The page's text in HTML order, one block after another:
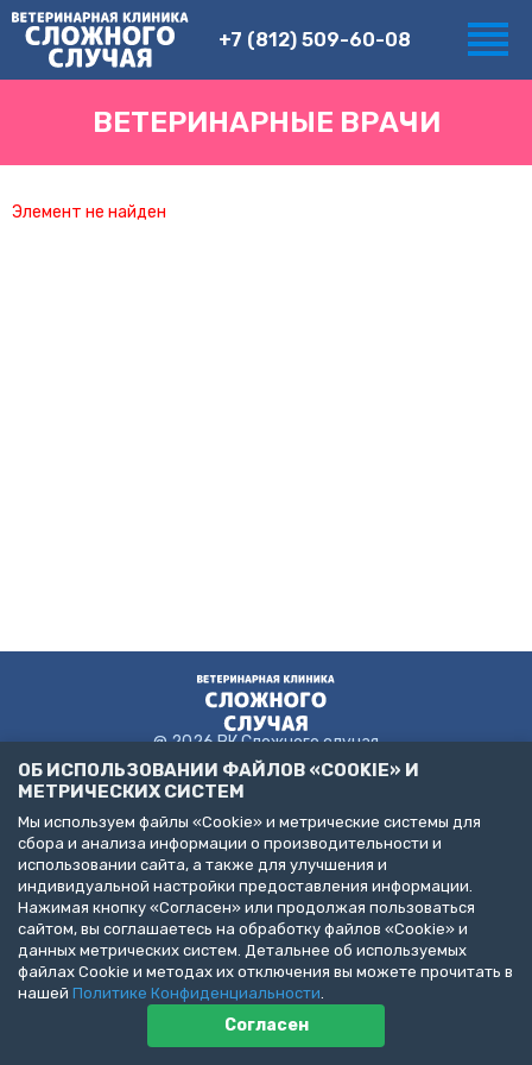
+7 (812) 509-60-08
ВЕТЕРИНАРНЫЕ ВРАЧИ
Элемент не найден
@ 2026 ВК Сложного случая
ДЕЛАЙТЕ БИЗНЕС С НАМИ!
Представлена информация об услугах следующих клиник:
Санкт-Петербург, пр. Народного Ополчения, д. 19, к. 1. (ООО
"НЕОТЛОЖНАЯ ВЕТЕРИНАРИЯ")
Санкт-Петербург, ул. Бухарестская, д. 122, к. 2 (ООО "КВМК")
Пушкин, Павловское шоссе, д. 101. (ООО "ВЦЦ")
Пользовательское соглашение
Политика конфиденциальности
Публичная оферта
ОБ ИСПОЛЬЗОВАНИИ ФАЙЛОВ «COOKIE» И
МЕТРИЧЕСКИХ СИСТЕМ
Мы используем файлы «Cookie» и метрические системы для
сбора и анализа информации о производительности и
использовании сайта, а также для улучшения и
индивидуальной настройки предоставления информации.
Нажимая кнопку «Согласен» или продолжая пользоваться
сайтом, вы соглашаетесь на обработку файлов «Cookie» и
данных метрических систем. Детальнее об используемых
файлах Cookie и методах их отключения вы можете прочитать в
нашей Политике Конфиденциальности.
Согласен